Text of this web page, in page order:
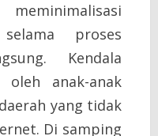
proses
Kendala
anak-anak
yang tidak
Di samping